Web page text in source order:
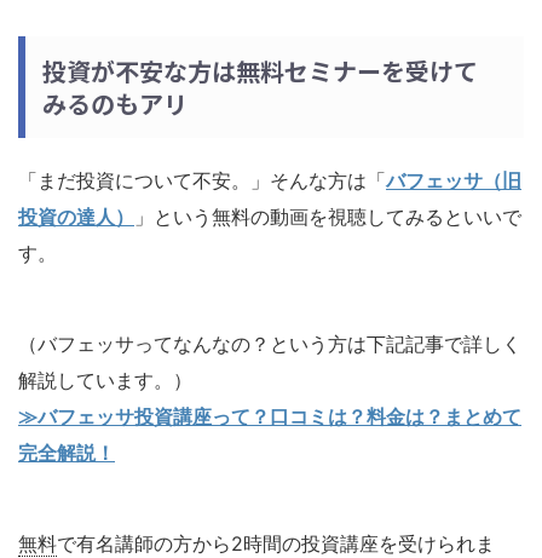
投資が不安な方は無料セミナーを受けて
みるのもアリ
「まだ投資について不安。」そんな方は「バフェッサ（旧
投資の達人）
」という無料の動画を視聴してみるといいで
す。
（バフェッサってなんなの？という方は下記記事で詳しく
解説しています。）
≫バフェッサ投資講座って？口コミは？料金は？まとめて
完全解説！
無料で有名講師の方から2時間の投資講座を受けられま